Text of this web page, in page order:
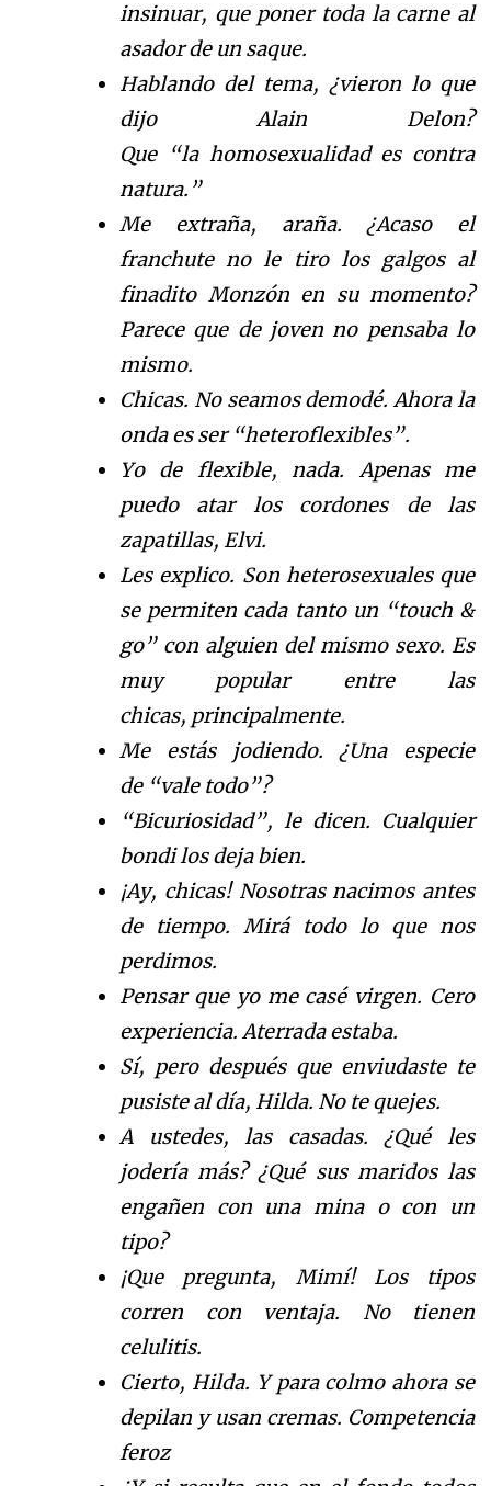
insinuar, que poner toda la carne al
asador de un saque.
Hablando del tema, ¿vieron lo que
dijo Alain Delon?
Que “la homosexualidad es contra
natura. ”
Me extraña, araña.¿Acaso el
franchute no le tiro los galgos al
finadito Monzónen su momento?
Parece que de joven no pensaba lo
mismo.
Chicas. No seamos demodé. Ahora la
onda es ser “heteroflexibles”.
Yo de flexible, nada. Apenas me
puedo atar los cordones de las
zapatillas, Elvi.
Les explico. Son heterosexuales que
se permiten cada tanto un “touch &
go”con alguien del mismo sexo. Es
muy popular entre las
chicas, principalmente.
Me estásjodiendo.¿Una especie
de “vale todo”?
“Bicuriosidad”, le dicen. Cualquier
bondi los deja bien.
¡Ay, chicas! Nosotras nacimos antes
de tiempo. Mirá
todo lo que nos
perdimos.
Pensar que yo me casé virgen. Cero
experiencia. Aterrada estaba.
Sí, pero despuésque enviudaste te
pusiste al día, Hilda. No te quejes.
A ustedes, las casadas.¿Qué
les
joderíamás?¿Qué sus maridos las
engañen con una mina o con un
tipo?
¡Que pregunta, Mimí! Los tipos
corren con ventaja. No tienen
celulitis.
Cierto, Hilda. Y para colmo ahora se
depilan y usan cremas. Competencia
feroz